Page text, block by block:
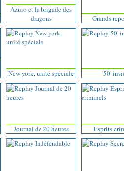
Azuro et la brigade des
dragons
Grands
New york, unité spéciale 50'
Journal de 20 heures Esprits